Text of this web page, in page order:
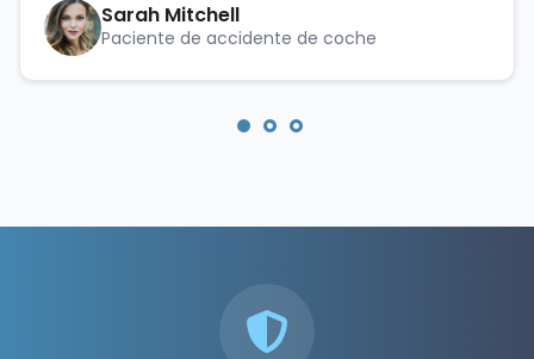
Sarah Mitchell
Paciente de accidente de coche